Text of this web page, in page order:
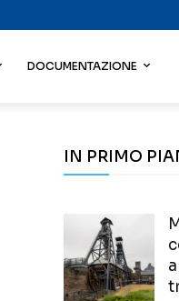
DOCUMENTAZIONE
IN PRIMO